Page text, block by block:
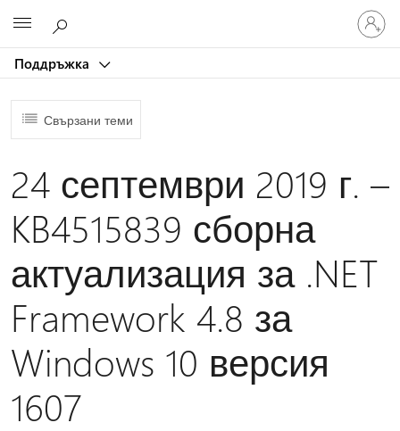
Поддръжка
Влезте
във
вашия
Свързани теми
24 септември 2019 г. –
KB4515839 сборна
актуализация за .NET
Framework 4.8 за
Windows 10 версия
1607